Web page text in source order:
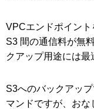
VPCエンドポイン
S3 間の通信料が無
クアップ用途には最
S3へのバックアッ
マンドですが、お